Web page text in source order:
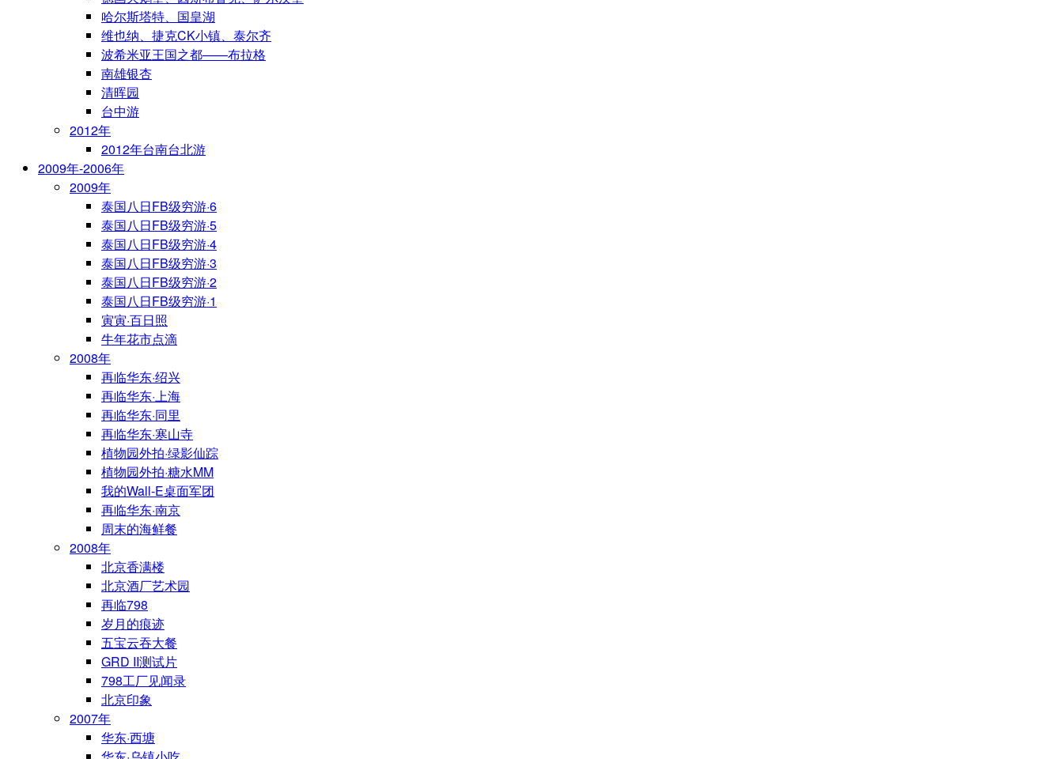
哈尔斯塔特、国皇湖
维也纳、捷克CK小镇、泰尔齐
波希米亚王国之都——布拉格
南雄银杏
清晖园
台中游
2012年
2012年台南台北游
2009年-2006年
2009年
泰国八日FB级穷游·6
泰国八日FB级穷游·5
泰国八日FB级穷游·4
泰国八日FB级穷游·3
泰国八日FB级穷游·2
泰国八日FB级穷游·1
寅寅·百日照
牛年花市点滴
2008年
再临华东·绍兴
再临华东·上海
再临华东·同里
再临华东·寒山寺
植物园外拍·绿影仙踪
植物园外拍·糖水MM
我的Wall-E桌面军团
再临华东·南京
周末的海鲜餐
2008年
北京香满楼
北京酒厂艺术园
再临798
岁月的痕迹
五宝云吞大餐
GRD II测试片
798工厂见闻录
北京印象
2007年
华东·西塘